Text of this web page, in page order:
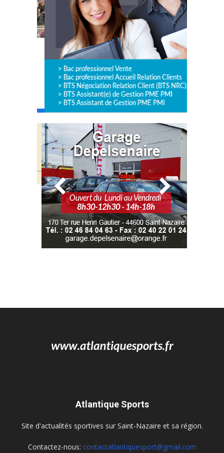
Atlantique Sports
Site d'actualités sportives sur Saint-Nazaire et sa région.
Contactez-nous: contactatlantiquesport@gmail.com